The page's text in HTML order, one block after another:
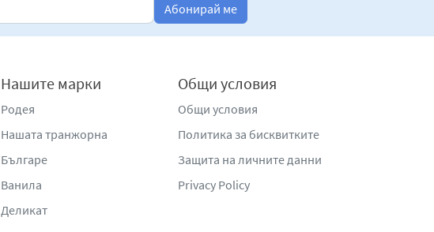
Абонирай ме
Нашите марки
Родея
Нашата транжорна
Българе
Ванила
Деликат
Общи условия
Общи условия
Политика за бисквитките
Защита на личните данни
Privacy Policy